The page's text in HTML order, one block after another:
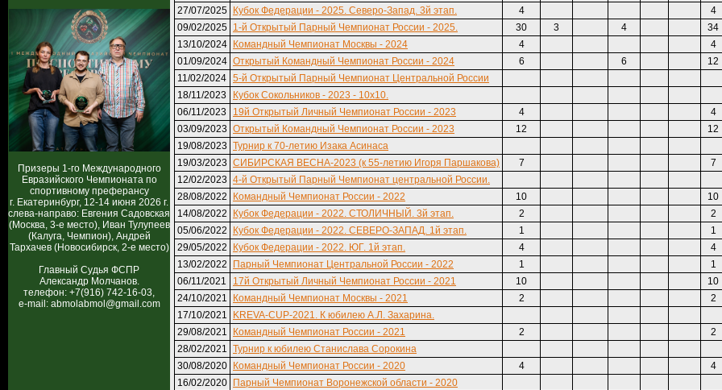
Призеры 1-го Международного
Евразийского Чемпионата по
спортивному преферансу
г. Екатеринбург, 12-14 июня 2026 г.
слева-направо: Евгения Садовская
(Москва, 3-е место), Иван Тулупеев
(Калуга, Чемпион), Андрей
Тархачев (Новосибирск, 2-е место)
Главный Судья ФСПР
Александр Молчанов.
телефон: +7(916) 742-16-03,
e-mail: abmolabmol@gmail.com
27/07/2025
Кубок Федерации - 2025. Северо-Запад. 3й этап. 4
4
09/02/2025 1-й Открытый Парный Чемпионат России - 2025. 30 3 4
34
13/10/2024
Командный Чемпионат Москвы - 2024 4
4
01/09/2024 Открытый Командный Чемпионат России - 2024 6 6
12
11/02/2024 5-й Открытый Парный Чемпионат Центральной России
18/11/2023
Кубок Сокольников - 2023 - 10х10.
06/11/2023
19й Открытый Личный Чемпионат России - 2023 4
4
03/09/2023 Открытый Командный Чемпионат России - 2023 12
12
19/08/2023 Турнир к 70-летию Изака Асинаса
19/03/2023 СИБИРСКАЯ ВЕСНА-2023 (к 55-летию Игоря Паршакова) 7
7
12/02/2023 4-й Открытый Парный Чемпионат центральной России.
28/08/2022
Командный Чемпионат России - 2022 10
10
14/08/2022
Кубок Федерации - 2022. СТОЛИЧНЫЙ. 3й этап. 2
2
05/06/2022
Кубок Федерации - 2022. СЕВЕРО-ЗАПАД. 1й этап. 1
1
29/05/2022
Кубок Федерации - 2022. ЮГ. 1й этап. 4
4
13/02/2022
Парный Чемпионат Центральной России - 2022 1
1
06/11/2021
17й Открытый Личный Чемпионат России - 2021 10
10
24/10/2021
Командный Чемпионат Москвы - 2021 2
2
17/10/2021
KREVA-CUP-2021. К юбилею А.Л. Захарина.
29/08/2021
Командный Чемпионат России - 2021 2
2
28/02/2021 Турнир к юбилею Станислава Сорокина
30/08/2020
Командный Чемпионат России - 2020 4
4
16/02/2020
Парный Чемпионат Воронежской области - 2020